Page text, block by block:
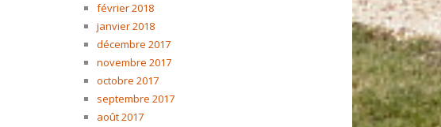
février 2018
janvier 2018
décembre 2017
novembre 2017
octobre 2017
septembre 2017
août 2017